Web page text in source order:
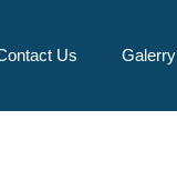
Us Galerry